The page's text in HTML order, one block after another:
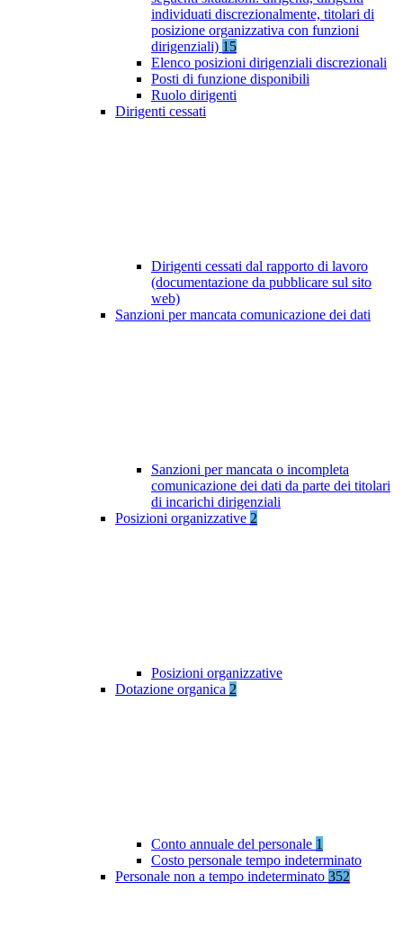
individuati discrezionalmente, titolari di
posizione organizzativa con funzioni
dirigenziali) 15
Elenco posizioni dirigenziali discrezionali
Posti di funzione disponibili
Ruolo dirigenti
Dirigenti cessati
Dirigenti cessati dal rapporto di lavoro
(documentazione da pubblicare sul sito
web)
Sanzioni per mancata comunicazione dei dati
Sanzioni per mancata o incompleta
comunicazione dei dati da parte dei titolari
di incarichi dirigenziali
Posizioni organizzative 2
Posizioni organizzative
Dotazione organica 2
Conto annuale del personale 1
Costo personale tempo indeterminato
Personale non a tempo indeterminato 352